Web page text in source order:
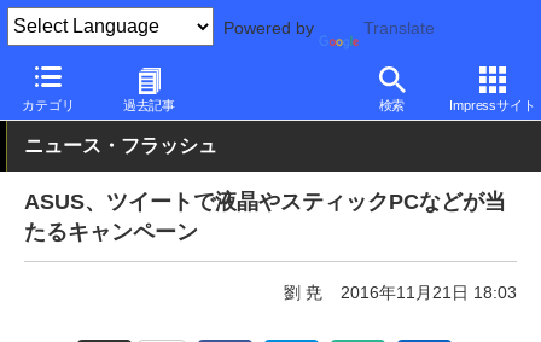
Powered by Translate
カテゴリ 過去記事 検索 Impressサイト
PC Watch パソコン/タブレット/スマートフォン NUC/小型パソコ
ニュース・フラッシュ
ASUS、ツイートで液晶やスティックPCなどが当
たるキャンペーン
劉 尭 2016年11月21日 18:03